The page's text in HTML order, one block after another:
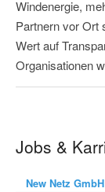
Windenergie,
Partnern vor Ort
Wert auf
Organisationen
Jobs &
New Netz GmbH